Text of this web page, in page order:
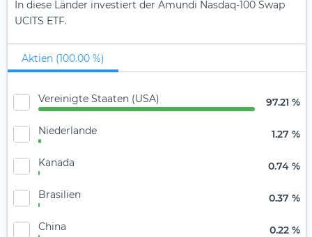
In diese Länder investiert der Amundi Nasdaq-100 Swap
UCITS ETF.
Aktien (100.00 %)
Vereinigte Staaten (USA) 97.21 %
Niederlande 1.27 %
Kanada 0.74 %
Brasilien 0.37 %
China 0.22 %